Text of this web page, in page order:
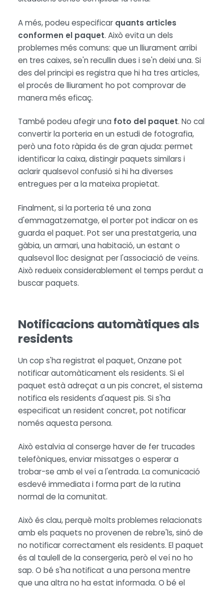
A més, podeu especificar quants articles
conformen el paquet. Això evita un dels
problemes més comuns: que un lliurament arribi
en tres caixes, se'n recullin dues i se'n deixi una. Si
des del principi es registra que hi ha tres articles,
el procés de lliurament ho pot comprovar de
manera més eficaç.
També podeu afegir una foto del paquet. No cal
convertir la porteria en un estudi de fotografia,
però una foto ràpida és de gran ajuda: permet
identificar la caixa, distingir paquets similars i
aclarir qualsevol confusió si hi ha diverses
entregues per a la mateixa propietat.
Finalment, si la porteria té una zona
d'emmagatzematge, el porter pot indicar on es
guarda el paquet. Pot ser una prestatgeria, una
gàbia, un armari, una habitació, un estant o
qualsevol lloc designat per l'associació de veïns.
Això redueix considerablement el temps perdut a
buscar paquets.
Notificacions automàtiques als
residents
Un cop s'ha registrat el paquet, Onzane pot
notificar automàticament els residents. Si el
paquet està adreçat a un pis concret, el sistema
notifica els residents d'aquest pis. Si s'ha
especificat un resident concret, pot notificar
només aquesta persona.
Això estalvia al conserge haver de fer trucades
telefòniques, enviar missatges o esperar a
trobar-se amb el veí a l'entrada. La comunicació
esdevé immediata i forma part de la rutina
normal de la comunitat.
Això és clau, perquè molts problemes relacionats
amb els paquets no provenen de rebre'ls, sinó de
no notificar correctament els residents. El paquet
és al taulell de la consergeria, però el veí no ho
sap. O bé s'ha notificat a una persona mentre
que una altra no ha estat informada. O bé el